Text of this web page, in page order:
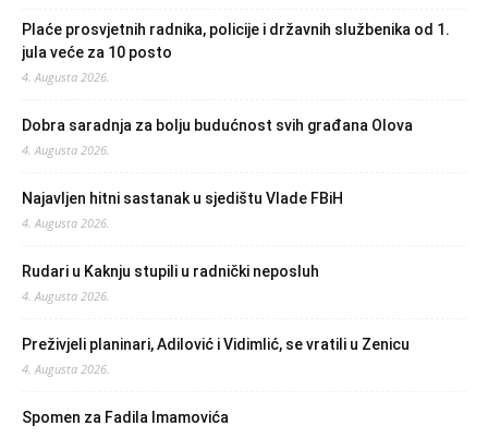
Plaće prosvjetnih radnika, policije i državnih službenika od 1.
jula veće za 10 posto
4. Augusta 2026.
Dobra saradnja za bolju budućnost svih građana Olova
4. Augusta 2026.
Najavljen hitni sastanak u sjedištu Vlade FBiH
4. Augusta 2026.
Rudari u Kaknju stupili u radnički neposluh
4. Augusta 2026.
Preživjeli planinari, Adilović i Vidimlić, se vratili u Zenicu
4. Augusta 2026.
Spomen za Fadila Imamovića